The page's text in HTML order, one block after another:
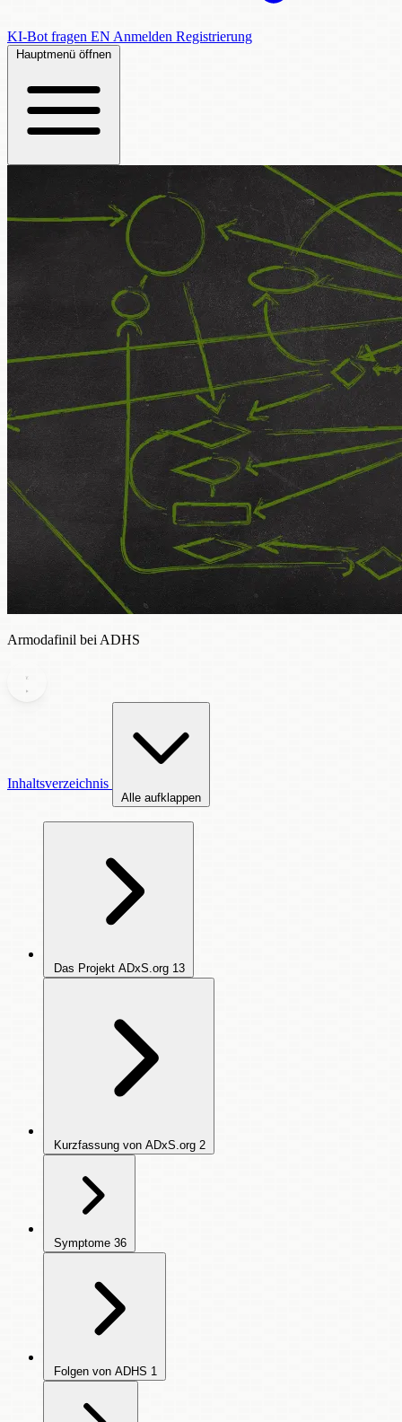
KI-Bot fragen EN Anmelden Registrierung
Hauptmenü öffnen
Armodafinil bei ADHS
Inhaltsverzeichnis
Alle aufklappen
Das Projekt ADxS.org 13
Kurzfassung von ADxS.org 2
Symptome 36
Folgen von ADHS 1